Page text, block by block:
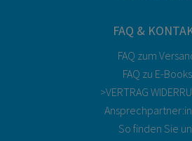
FAQ &
FAQ zum
FAQ zu E-Books
>VERTRAG
So finden Sie